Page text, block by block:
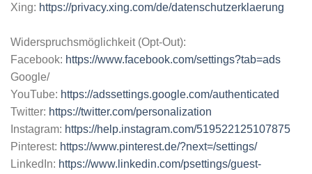
Xing: https://privacy.xing.com/de/datenschutzerklaerung
Widerspruchsmöglichkeit (Opt-Out):
Facebook: https://www.facebook.com/settings?tab=ads
Google/
YouTube: https://adssettings.google.com/authenticated
Twitter: https://twitter.com/personalization
Instagram: https://help.instagram.com/519522125107875
Pinterest: https://www.pinterest.de/?next=/settings/
LinkedIn: https://www.linkedin.com/psettings/guest-